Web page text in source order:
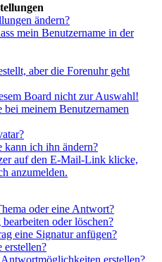
ändern?
mein Benutzername in der
aber die Forenuhr geht
Board nicht zur Auswahl!
meinem Benutzernamen
kann ich ihn ändern?
auf den E-Mail-Link klicke,
anzumelden.
oder eine Antwort?
oder löschen?
eine Signatur anfügen?
erstellen?
erstellen?